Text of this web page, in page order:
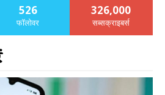
526
फॉलोवर
326,000
सब्सक्राइबर्स